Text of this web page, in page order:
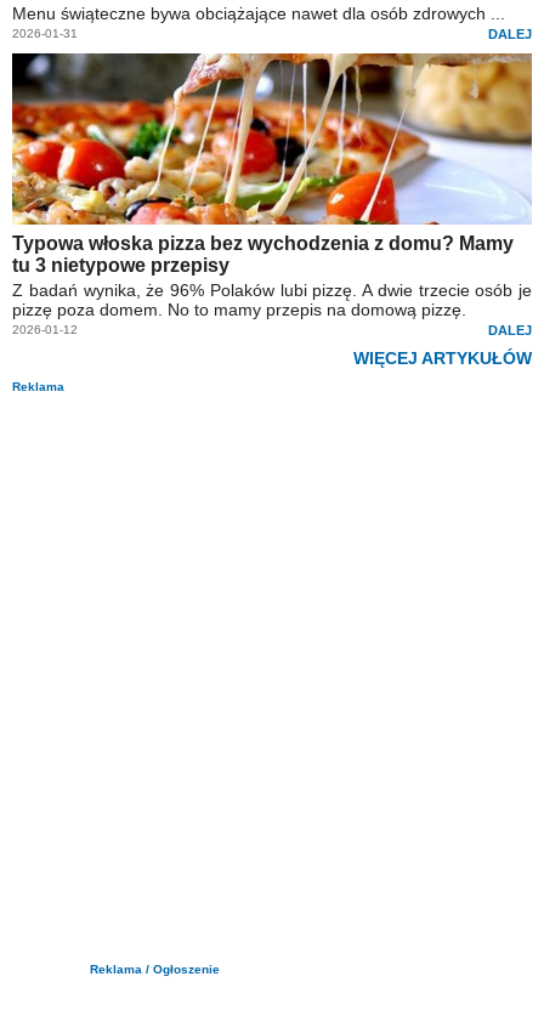
Menu świąteczne bywa obciążające nawet dla osób zdrowych ...
2026-01-31 DALEJ
Typowa włoska pizza bez wychodzenia z domu? Mamy
tu 3 nietypowe przepisy
Z badań wynika, że 96% Polaków lubi pizzę. A dwie trzecie osób je
pizzę poza domem. No to mamy przepis na domową pizzę.
2026-01-12 DALEJ
WIĘCEJ ARTYKUŁÓW
Reklama
Reklama / Ogłoszenie